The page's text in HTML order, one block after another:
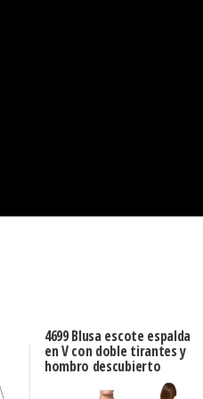
4699 Blusa escote espalda
en V con doble tirantes y
hombro descubierto